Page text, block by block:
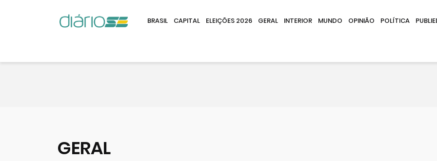
BRASIL CAPITAL ELEIÇÕES 2026 GERAL INTERIOR MUNDO OPINIÃO POLÍTICA
GERAL